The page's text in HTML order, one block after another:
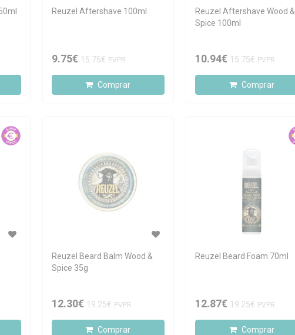
Reuzel Aftershave 100ml
9.75€ 15.75€ PVPR
Comprar
Reuzel Aftershave Wood &
Spice 100ml
10.94€ 15.75€ PVPR
Comprar
Reuzel Beard Balm Wood &
Spice 35g
12.30€ 19.25€ PVPR
Comprar
Reuzel Beard Foam 70ml
12.87€ 19.25€ PVPR
Comprar